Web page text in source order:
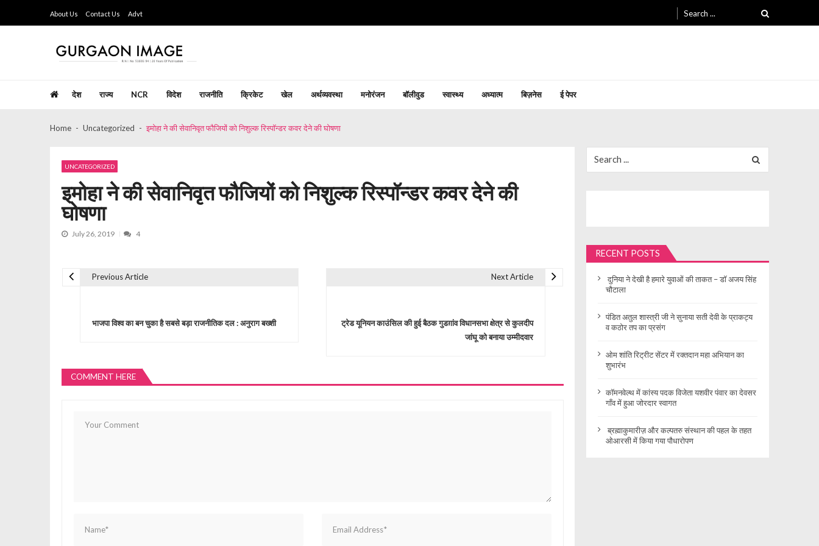
navigation
content
About Us Contact Us Advt
for:
देश राज्य NCR विदेश राजनीति क्रिकेट खेल अर्थव्यवस्था मनोरंजन बॉलीवुड स्वास्थ्य अध्यात्म बिज़नेस ई पेपर
Home Uncategorized इमोहा ने की सेवानिवृत फौजियों को निशुल्क रिस्पॉन्डर कवर देने की घोषणा
UNCATEGORIZED
इमोहा ने की सेवानिवृत फौजियों को निशुल्क रिस्पॉन्डर कवर देने की
घोषणा
July 26, 2019 4
t
Previous Article
भाजपा विश्व का बन चुका है सबसे बड़ा राजनीतिक दल : अनुराग बख्शी
Next Article
ट्रेड यूनियन काउंसिल की हुई बैठक गुडग़ांव विधानसभा क्षेत्र से कुलदीप
जांघू को बनाया उम्मीदवार
COMMENT HERE
for:
RECENT POSTS
दुनिया ने देखी है हमारे युवाओं की ताकत – डॉ अजय सिंह
चौटाला
पंडित अतुल शास्त्री जी ने सुनाया सती देवी के प्राकट्य
व कठोर तप का प्रसंग
ओम शांति रिट्रीट सेंटर में रक्तदान महा अभियान का
शुभारंभ
कॉमनवेल्थ में कांस्य पदक विजेता यशवीर पंवार का देवसर
गाँव में हुआ जोरदार स्वागत
ब्रह्माकुमारीज़ और कल्पतरु संस्थान की पहल के तहत
ओआरसी में किया गया पौधारोपण